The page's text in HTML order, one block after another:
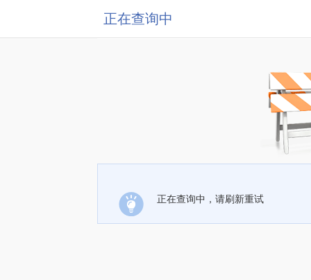
正在查询中
正在查询中，请刷新重试